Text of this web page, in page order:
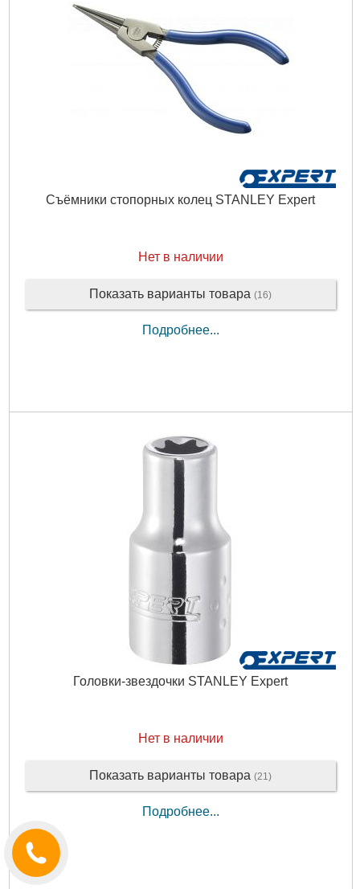
Съёмники стопорных колец STANLEY Expert
Нет в наличии
Показать варианты товара (16)
Подробнее...
Головки-звездочки STANLEY Expert
Нет в наличии
Показать варианты товара (21)
Подробнее...